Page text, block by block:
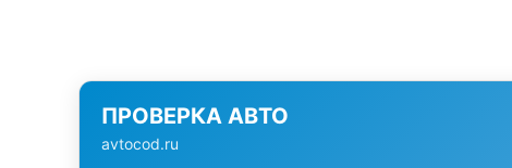
ПРОВЕРКА АВТО
avtocod.ru